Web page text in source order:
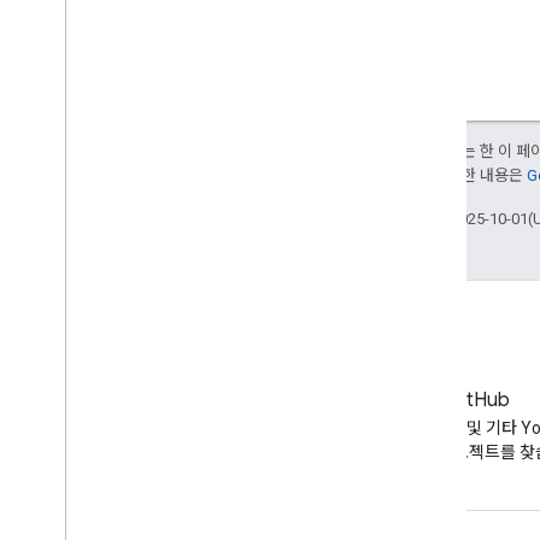
달리 명시되지 않는 한 이
부여됩니다. 자세한 내용은
최종 업데이트: 2025-10-
GitHub
API 코드 샘플 및 기타
오픈소스 프로젝트를